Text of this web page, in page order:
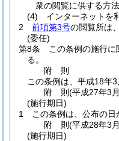
衆の閲覧に供する方法
(4)
インターネットを
2
前項第3号の閲覧所は
(委任)
第8条
この条例の施行
る。
附 則
この条例は、平成18年3
附 則(平成27年3
(施行期日)
1
この条例は、公布の日
附 則(平成28年3
(施行期日)